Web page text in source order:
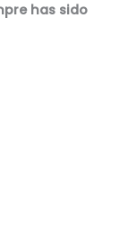
has sido